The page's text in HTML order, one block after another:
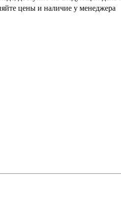
цены и наличие у менеджера